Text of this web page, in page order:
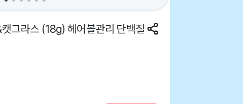
그라스 (18g) 헤어볼관리 단백질